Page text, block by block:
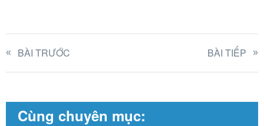
BÀI TRƯỚC BÀI TIẾP
Cùng chuyên mục: